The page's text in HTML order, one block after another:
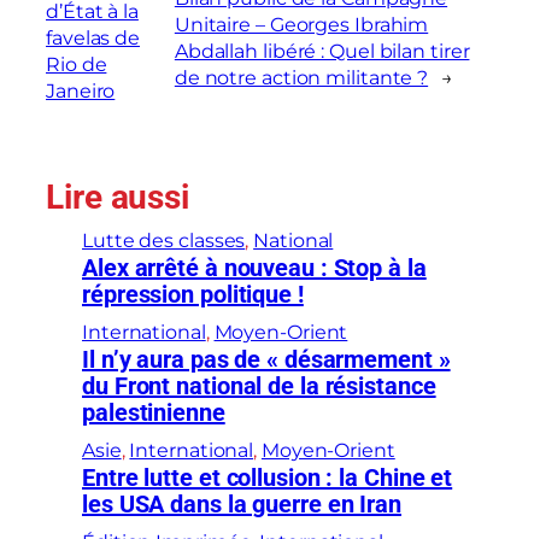
d’État à la
favelas de
Rio de
Janeiro
Unitaire – Georges Ibrahim
Abdallah libéré : Quel bilan tirer
de notre action militante ?
→
Lire aussi
Lutte des classes, National
Alex arrêté à nouveau : Stop à la
répression politique !
International, Moyen-Orient
Il n’y aura pas de « désarmement »
du Front national de la résistance
palestinienne
Asie, International, Moyen-Orient
Entre lutte et collusion : la Chine et
les USA dans la guerre en Iran